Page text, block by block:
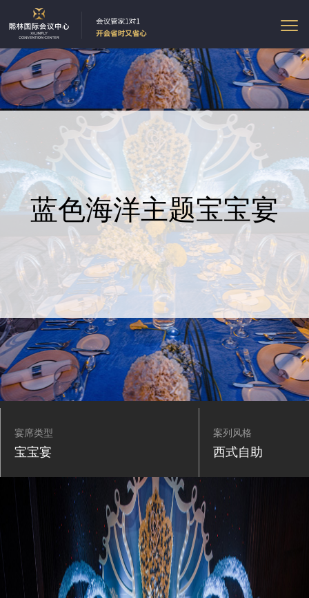
蓝色海洋主题宝宝宴
宴席类型
宝宝宴
案列风格
西式自助